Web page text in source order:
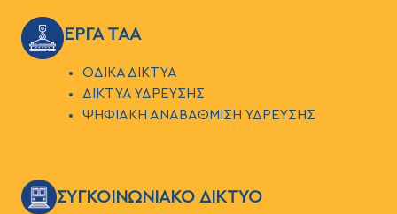
ΕΙΚΟΝΑΕΡΓΑ ΤΑΑ
ΟΔΙΚΑ ΔΙΚΤΥΑ
ΔΙΚΤΥΑ ΥΔΡΕΥΣΗΣ
ΨΗΦΙΑΚΗ ΑΝΑΒΑΘΜΙΣΗ ΥΔΡΕΥΣΗΣ
ΕΙΚΟΝΑΣΥΓΚΟΙΝΩΝΙΑΚΟ ΔΙΚΤΥΟ